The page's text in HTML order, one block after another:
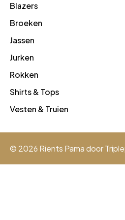
Blazers
Broeken
Jassen
Jurken
Rokken
Shirts & Tops
Vesten & Truien
© 2026 Rients Pama door